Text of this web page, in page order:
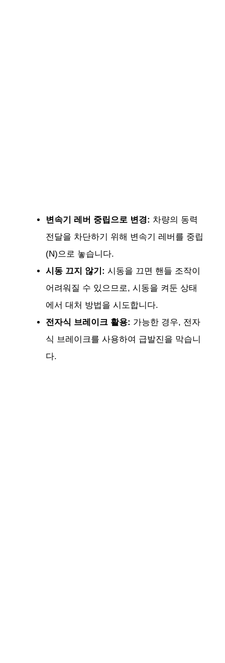
변속기 레버 중립으로 변경: 차량의 동력
전달을 차단하기 위해 변속기 레버를 중립
(N)으로 놓습니다.
시동 끄지 않기: 시동을 끄면 핸들 조작이
어려워질 수 있으므로, 시동을 켜둔 상태
에서 대처 방법을 시도합니다.
전자식 브레이크 활용: 가능한 경우, 전자
식 브레이크를 사용하여 급발진을 막습니
다.